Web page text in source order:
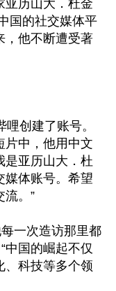
亚历山大．杜金
国的社交媒体平
，他不断遭受著
创建了账号。
片中，他用中文
是亚历山大．杜
媒体账号。希望
流。”
一次造访那里都
中国的崛起不仅
、科技等多个领